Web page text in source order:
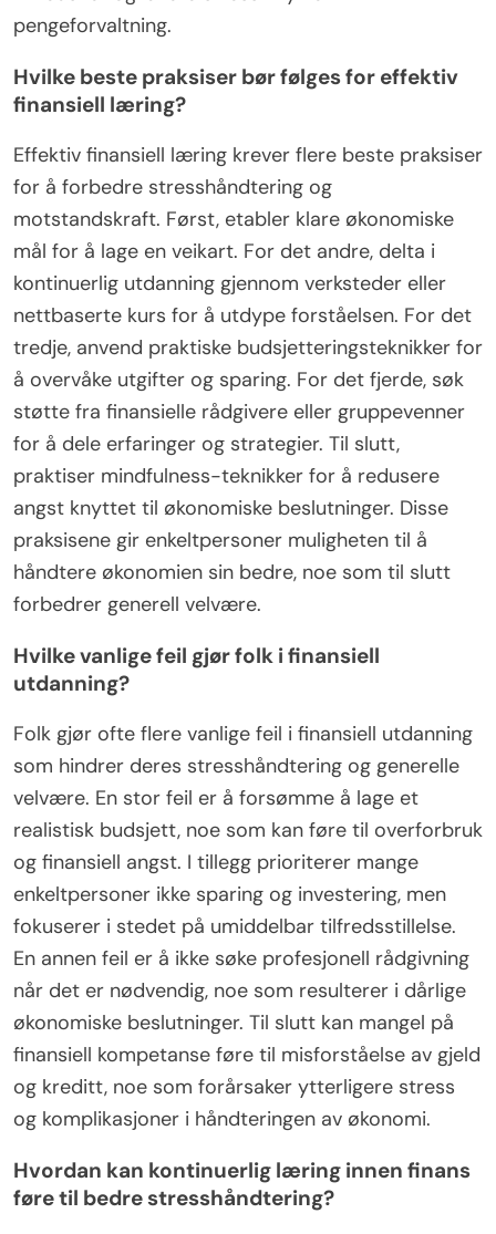
pengeforvaltning.
Hvilke beste praksiser bør følges for effektiv
finansiell læring?
Effektiv finansiell læring krever flere beste praksiser
for å forbedre stresshåndtering og
motstandskraft. Først, etabler klare økonomiske
mål for å lage en veikart. For det andre, delta i
kontinuerlig utdanning gjennom verksteder eller
nettbaserte kurs for å utdype forståelsen. For det
tredje, anvend praktiske budsjetteringsteknikker for
å overvåke utgifter og sparing. For det fjerde, søk
støtte fra finansielle rådgivere eller gruppevenner
for å dele erfaringer og strategier. Til slutt,
praktiser mindfulness-teknikker for å redusere
angst knyttet til økonomiske beslutninger. Disse
praksisene gir enkeltpersoner muligheten til å
håndtere økonomien sin bedre, noe som til slutt
forbedrer generell velvære.
Hvilke vanlige feil gjør folk i finansiell
utdanning?
Folk gjør ofte flere vanlige feil i finansiell utdanning
som hindrer deres stresshåndtering og generelle
velvære. En stor feil er å forsømme å lage et
realistisk budsjett, noe som kan føre til overforbruk
og finansiell angst. I tillegg prioriterer mange
enkeltpersoner ikke sparing og investering, men
fokuserer i stedet på umiddelbar tilfredsstillelse.
En annen feil er å ikke søke profesjonell rådgivning
når det er nødvendig, noe som resulterer i dårlige
økonomiske beslutninger. Til slutt kan mangel på
finansiell kompetanse føre til misforståelse av gjeld
og kreditt, noe som forårsaker ytterligere stress
og komplikasjoner i håndteringen av økonomi.
Hvordan kan kontinuerlig læring innen finans
føre til bedre stresshåndtering?